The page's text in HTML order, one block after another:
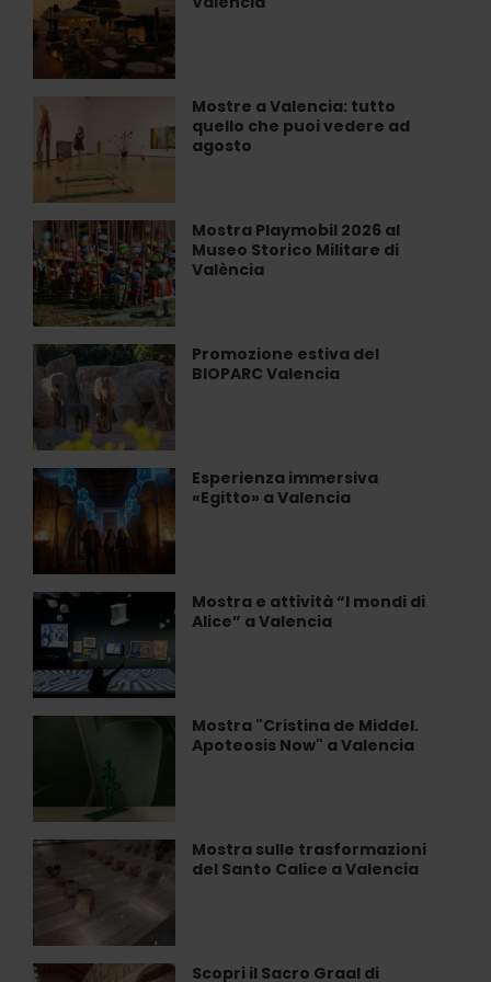
Roig
Arena
all’Hotel
Las
Arenas
di
Valencia
Mostre a Valencia: tutto
quello che puoi vedere ad
agosto
Mostre
a
Valencia:
tutto
quello
che
puoi
vedere
ad
agosto
Mostra Playmobil 2026 al
Museo Storico Militare di
València
Mostra
Playmobil
2026
al
Museo
Storico
Militare
di
València
Promozione estiva del
BIOPARC Valencia
Promozione
estiva
del
BIOPARC
Valencia
Esperienza immersiva
«Egitto» a Valencia
Esperienza
immersiva
«Egitto»
a
Valencia
Mostra e attività “I mondi di
Alice” a Valencia
Mostra
e
attività
“I
mondi
di
Mostra "Cristina de Middel.
Apoteosis Now" a Valencia
Apoteosis
Now"
Valencia
Mostra sulle trasformazioni
del Santo Calice a Valencia
Mostra
sulle
trasformazioni
Santo
Calice
Scopri il Sacro Graal di
Scopri